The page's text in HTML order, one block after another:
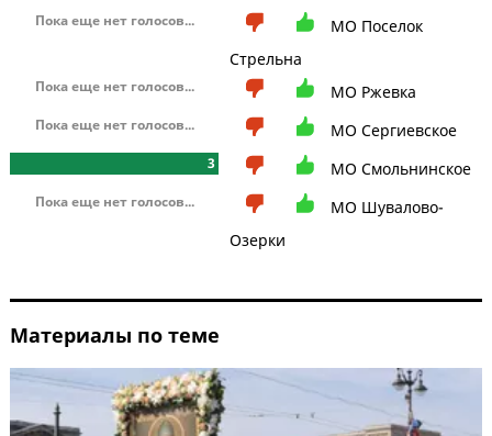
Пока еще нет голосов...
МО Поселок
Стрельна
Пока еще нет голосов... МО Ржевка
Пока еще нет голосов... МО Сергиевское
3 МО Смольнинское
Пока еще нет голосов...
МО Шувалово-
Озерки
Материалы по теме